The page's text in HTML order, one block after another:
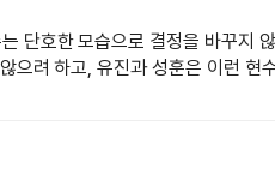
단호한 모습으로 결정을 바꾸지
으려 하고, 유진과 성훈은 이런 현